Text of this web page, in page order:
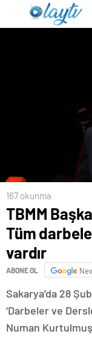
167 okunma
TBMM
Tüm
vardır
ABONE OL
Sakarya’da 28
‘Darbeler ve
Numan